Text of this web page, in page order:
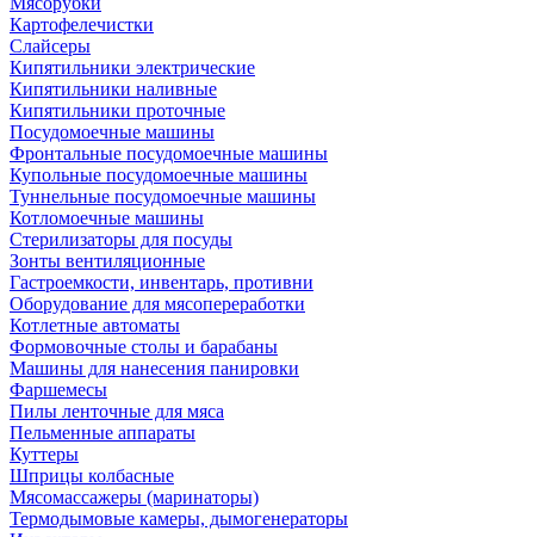
Картофелечистки
Слайсеры
Кипятильники электрические
Кипятильники наливные
Кипятильники проточные
Посудомоечные машины
Фронтальные посудомоечные машины
Купольные посудомоечные машины
Туннельные посудомоечные машины
Котломоечные машины
Стерилизаторы для посуды
Зонты вентиляционные
Гастроемкости, инвентарь, противни
Оборудование для мясопереработки
Котлетные автоматы
Формовочные столы и барабаны
Машины для нанесения панировки
Фаршемесы
Пилы ленточные для мяса
Пельменные аппараты
Куттеры
Шприцы колбасные
Мясомассажеры (маринаторы)
Термодымовые камеры, дымогенераторы